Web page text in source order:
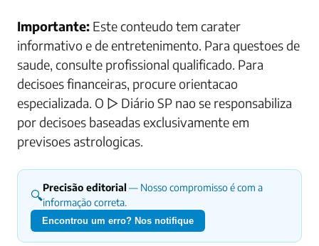
Importante: Este conteudo tem carater
informativo e de entretenimento. Para questoes de
saude, consulte profissional qualificado. Para
decisoes financeiras, procure orientacao
especializada. O ▷ Diário SP nao se responsabiliza
por decisoes baseadas exclusivamente em
previsoes astrologicas.
🔍Precisão editorial — Nosso compromisso é com a
informação correta.
Encontrou um erro? Nos notifique